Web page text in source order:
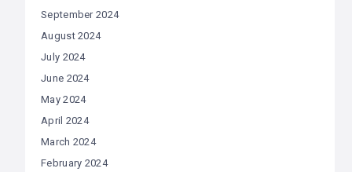
September 2024
August 2024
July 2024
June 2024
May 2024
April 2024
March 2024
February 2024